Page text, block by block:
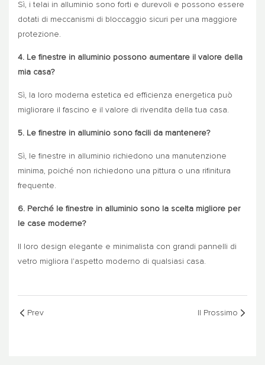
Sì, i telai in alluminio sono forti e durevoli e possono essere
dotati di meccanismi di bloccaggio sicuri per una maggiore
protezione.
4. Le finestre in alluminio possono aumentare il valore della
mia casa?
Sì, la loro moderna estetica ed efficienza energetica può
migliorare il fascino e il valore di rivendita della tua casa.
5. Le finestre in alluminio sono facili da mantenere?
Sì, le finestre in alluminio richiedono una manutenzione
minima, poiché non richiedono una pittura o una rifinitura
frequente.
6. Perché le finestre in alluminio sono la scelta migliore per
le case moderne?
Il loro design elegante e minimalista con grandi pannelli di
vetro migliora l'aspetto moderno di qualsiasi casa.
Prev Il Prossimo